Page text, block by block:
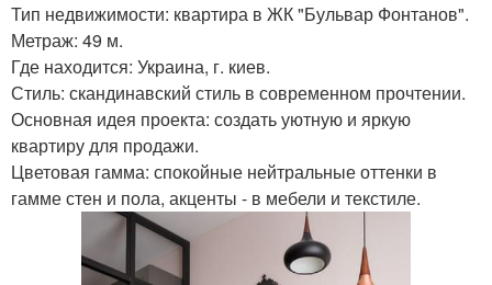
Тип недвижимости: квартира в ЖК "Бульвар Фонтанов".
Метраж: 49 м.
Где находится: Украина, г. киев.
Стиль: скандинавский стиль в современном прочтении.
Основная идея проекта: создать уютную и яркую
квартиру для продажи.
Цветовая гамма: спокойные нейтральные оттенки в
гамме стен и пола, акценты - в мебели и текстиле.